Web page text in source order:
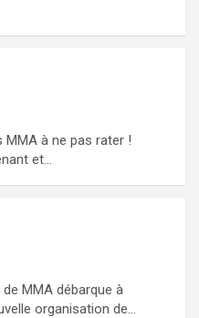
MMA à ne pas rater !
et…
MMA débarque à
organisation de…